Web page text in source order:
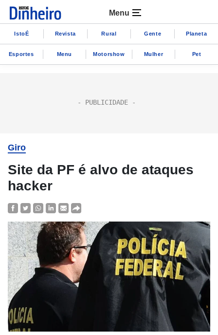
Menu
IstoÉ Revista Rural Gente Planeta
Esportes Menu Motorshow Mulher Pet
Giro
Site da PF é alvo de ataques
hacker